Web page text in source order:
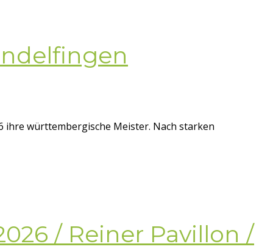
ihre württembergische Meister. Nach starken
/ Reiner Pavillon /